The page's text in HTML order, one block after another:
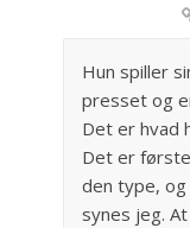
Hun spiller
presset og
Det er hvad
Det er
den type,
synes jeg.